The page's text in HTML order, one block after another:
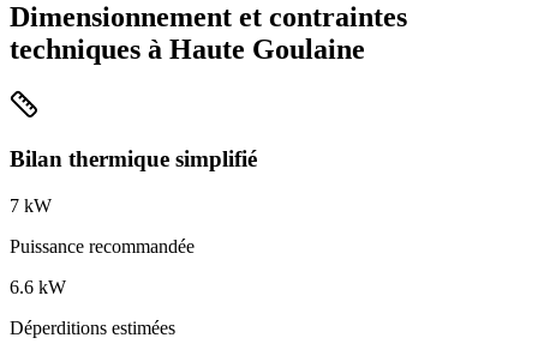
Dimensionnement et contraintes
techniques à Haute Goulaine
Bilan thermique simplifié
7 kW
Puissance recommandée
6.6 kW
Déperditions estimées